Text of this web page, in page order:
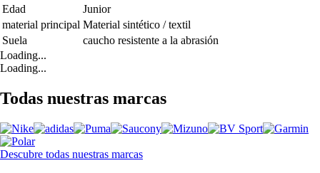
Edad
Junior
material principal Material sintético / textil
Suela
caucho resistente a la abrasión
Loading...
Loading...
Todas nuestras marcas
Descubre todas nuestras marcas